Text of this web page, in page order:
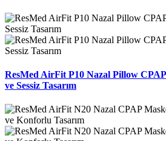
ResMed AirFit P10 Nazal Pillow
ve Sessiz Tasarım